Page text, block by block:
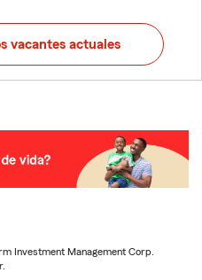
vacantes actuales
Investment Management Corp.